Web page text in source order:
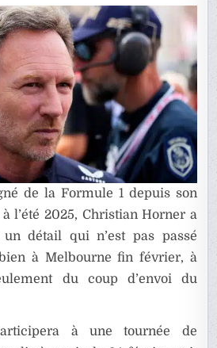
de la Formule 1 depuis son
l’été 2025, Christian Horner a
détail qui n’est pas passé
à Melbourne fin février, à
du coup d’envoi du
à une tournée de